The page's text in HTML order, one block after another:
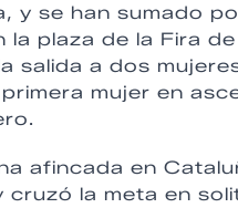
y se han sumado
plaza de la Fira
salida a dos
mujer en
afincada en
la meta en